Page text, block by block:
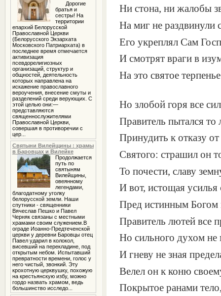
Дорогие
братья и
сестры! На
территории
епархий Белорусской
Православной Церкви
(Белорусского Экзархата
Московского Патриархата) в
последнее время отмечается
активизация
псевдорелигиозных
организаций, структур и
общностей, деятельность
которых направлена на
искажение православного
вероучения, внесение смуты и
разделений среди верующих. С
этой целью они:—
представляются
священнослужителями
Православной Церкви,
совершая в противоречии с
цер...
Святыни Вилейщины : храмы
в Баровцах и Вилейке
Продолжается
путь по
святыням
Вилейщины,
овеянному
легендами,
благодатному уголку
белорусской земли. Наши
спутники - священники
Вячеслав Пешко и Павел
Черняк связаны с местными
храмами своим служением.В
ограде Иоанно-Предтеченской
церкви у деревни Баровцы отец
Павел ударил в колокол,
висевший на перекладине, под
открытым небом. Испытавший
превратности времени, голос у
него чистый, звонкий. Эту
крохотную церквушку, похожую
на крестьянскую избу, можно
гордо назвать храмом, ведь
большинство исследо...
Ни стона, ни жалобы
На миг не раздвинули
Его укреплял Сам
И смотрят враги в
На это святое
Но злобой горя все
Правитель пытался то
Принудить к отказу
Святого: страшил он
То почести, славу
И вот, истощая усилья
Пред истинным Богом
Правитель лютей все
Но сильного духом не
И гневу не зная
Велел он к коню
Покрытое ранами